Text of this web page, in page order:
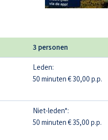
3 personen
Leden:
50 minuten € 30,00 p.p.
Niet-leden*:
50 minuten € 35,00 p.p.